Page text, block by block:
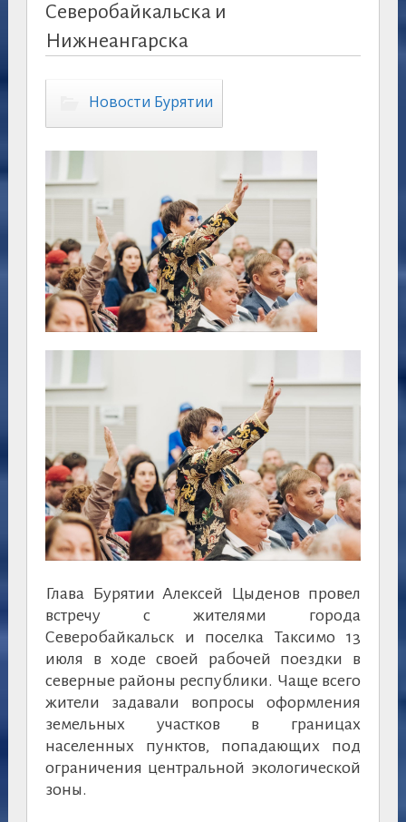
Северобайкальска и
Нижнеангарска
Новости Бурятии
Глава Бурятии Алексей Цыденов провел
встречу с жителями города
Северобайкальск и поселка Таксимо 13
июля в ходе своей рабочей поездки в
северные районы республики. Чаще всего
жители задавали вопросы оформления
земельных участков в границах
населенных пунктов, попадающих под
ограничения центральной экологической
зоны.